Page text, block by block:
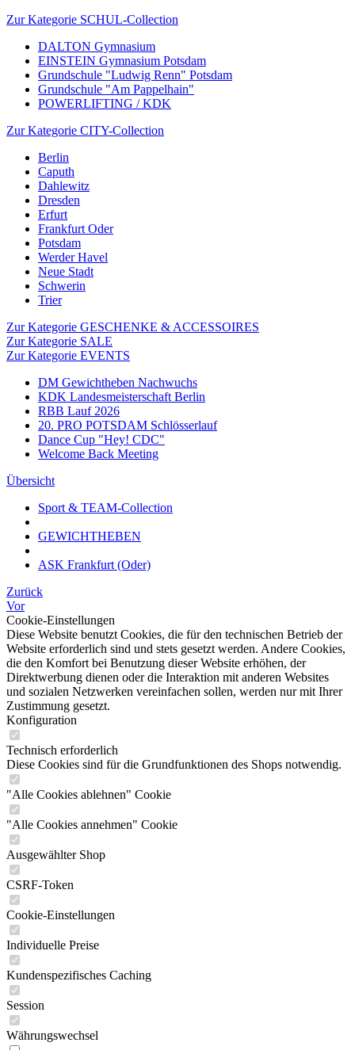
Zur Kategorie SCHUL-Collection
DALTON Gymnasium
EINSTEIN Gymnasium Potsdam
Grundschule "Ludwig Renn" Potsdam
Grundschule "Am Pappelhain"
POWERLIFTING / KDK
Zur Kategorie CITY-Collection
Berlin
Caputh
Dahlewitz
Dresden
Erfurt
Frankfurt Oder
Potsdam
Werder Havel
Neue Stadt
Schwerin
Trier
Zur Kategorie GESCHENKE & ACCESSOIRES
Zur Kategorie SALE
Zur Kategorie EVENTS
DM Gewichtheben Nachwuchs
KDK Landesmeisterschaft Berlin
RBB Lauf 2026
20. PRO POTSDAM Schlösserlauf
Dance Cup "Hey! CDC"
Welcome Back Meeting
Übersicht
Sport & TEAM-Collection
GEWICHTHEBEN
ASK Frankfurt (Oder)
Zurück
Vor
Cookie-Einstellungen
Diese Website benutzt Cookies, die für den technischen Betrieb der
Website erforderlich sind und stets gesetzt werden. Andere Cookies,
die den Komfort bei Benutzung dieser Website erhöhen, der
Direktwerbung dienen oder die Interaktion mit anderen Websites
und sozialen Netzwerken vereinfachen sollen, werden nur mit Ihrer
Zustimmung gesetzt.
Konfiguration
Technisch erforderlich
Diese Cookies sind für die Grundfunktionen des Shops notwendig.
"Alle Cookies ablehnen" Cookie
"Alle Cookies annehmen" Cookie
Ausgewählter Shop
CSRF-Token
Cookie-Einstellungen
Individuelle Preise
Kundenspezifisches Caching
Session
Währungswechsel